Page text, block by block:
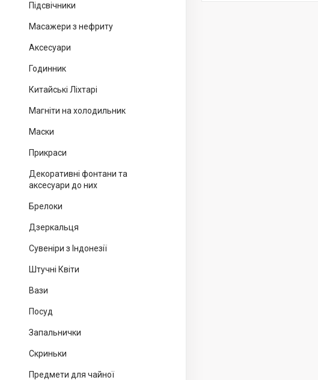
Підсвічники
Масажери з нефриту
Аксесуари
Годинник
Китайські Ліхтарі
Магніти на холодильник
Маски
Прикраси
Декоративні фонтани та
аксесуари до них
Брелоки
Дзеркальця
Сувеніри з Індонезії
Штучні Квіти
Вази
Посуд
Запальнички
Скриньки
Предмети для чайної